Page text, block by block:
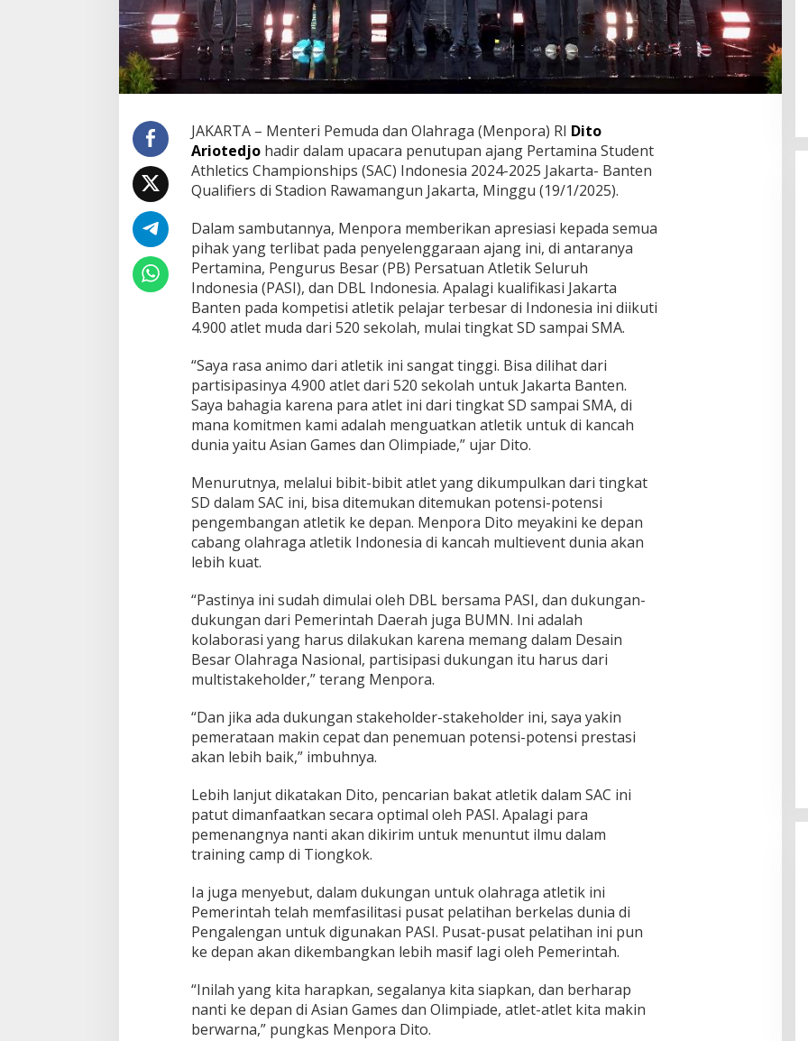
JAKARTA – Menteri Pemuda dan Olahraga (Menpora) RI Dito
Ariotedjohadir dalam upacara penutupan ajang Pertamina Student
Athletics Championships (SAC) Indonesia 2024-2025 Jakarta- Banten
Qualifiers di Stadion Rawamangun Jakarta, Minggu (19/1/2025).
Dalam sambutannya, Menpora memberikan apresiasi kepada semua
pihak yang terlibat pada penyelenggaraan ajang ini, di antaranya
Pertamina, Pengurus Besar (PB) Persatuan Atletik Seluruh
Indonesia (PASI), dan DBL Indonesia. Apalagi kualifikasi Jakarta
Banten pada kompetisi atletik pelajar terbesar di Indonesia ini diikuti
4.900 atlet muda dari 520 sekolah, mulai tingkat SD sampai SMA.
“Saya rasa animo dari atletik ini sangat tinggi. Bisa dilihat dari
partisipasinya 4.900 atlet dari 520 sekolah untuk Jakarta Banten.
Saya bahagia karena para atlet ini dari tingkat SD sampai SMA, di
mana komitmen kami adalah menguatkan atletik untuk di kancah
dunia yaitu Asian Games dan Olimpiade,” ujar Dito.
Menurutnya, melalui bibit-bibit atlet yang dikumpulkan dari tingkat
SD dalam SAC ini, bisa ditemukan ditemukan potensi-potensi
pengembangan atletik ke depan. Menpora Dito meyakini ke depan
cabang olahraga atletik Indonesia di kancah multievent dunia akan
lebih kuat.
“Pastinya ini sudah dimulai oleh DBL bersama PASI, dan dukungan-
dukungan dari Pemerintah Daerah juga BUMN. Ini adalah
kolaborasi yang harus dilakukan karena memang dalam Desain
Besar Olahraga Nasional, partisipasi dukungan itu harus dari
multistakeholder,” terang Menpora.
“Dan jika ada dukungan stakeholder-stakeholder ini, saya yakin
pemerataan makin cepat dan penemuan potensi-potensi prestasi
akan lebih baik,” imbuhnya.
Lebih lanjut dikatakan Dito, pencarian bakat atletik dalam SAC ini
patut dimanfaatkan secara optimal oleh PASI. Apalagi para
pemenangnya nanti akan dikirim untuk menuntut ilmu dalam
training camp di Tiongkok.
Ia juga menyebut, dalam dukungan untuk olahraga atletik ini
Pemerintah telah memfasilitasi pusat pelatihan berkelas dunia di
Pengalengan untuk digunakan PASI. Pusat-pusat pelatihan ini pun
ke depan akan dikembangkan lebih masif lagi oleh Pemerintah.
“Inilah yang kita harapkan, segalanya kita siapkan, dan berharap
nanti ke depan di Asian Games dan Olimpiade, atlet-atlet kita makin
berwarna,” pungkas Menpora Dito.
Enam Pejabat Baru Resmi Dilantik
di Kejati Kepri oleh J. Devy
Sudarso
Di Berita, Politik